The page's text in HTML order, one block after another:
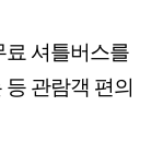
셔틀버스를
관람객 편의